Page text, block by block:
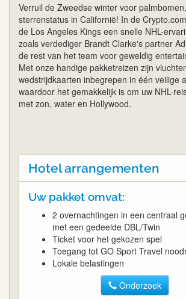
Verruil de Zweedse winter voor
sterrenstatus in Californië! In de
de Los Angeles Kings een snelle NHL-
zoals verdediger Brandt Clarke's partner
de rest van het team voor geweldig
Met onze handige pakketreizen zijn
wedstrijdkaarten inbegrepen in één veilige
waardoor het gemakkelijk is om uw NHL-
met zon, water en Hollywood.
Hotel arrangementen
Uw pakket omvat:
2 overnachtingen in een centraal
met een gedeelde DBL/Twin
Ticket voor het gekozen spel
Toegang tot GO Sport Travel
Lokale belastingen
Onderzoek